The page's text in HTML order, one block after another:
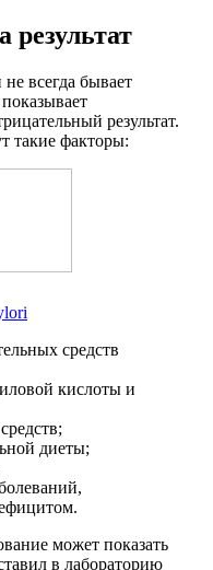
результат
не всегда бывает
результат.
такие факторы:
средств
кислоты и
диеты;
может показать
в лабораторию